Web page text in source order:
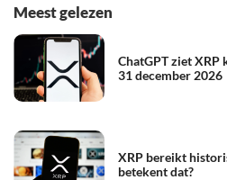
Meest gelezen
ChatGPT ziet XRP
31 december 2026
XRP bereikt
betekent dat?